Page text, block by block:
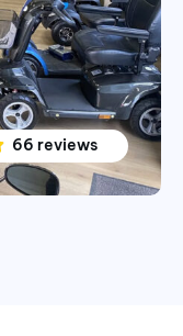
66 reviews